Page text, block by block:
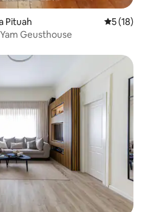
Pituah
5 (18)
Nof Yam Geusthouse